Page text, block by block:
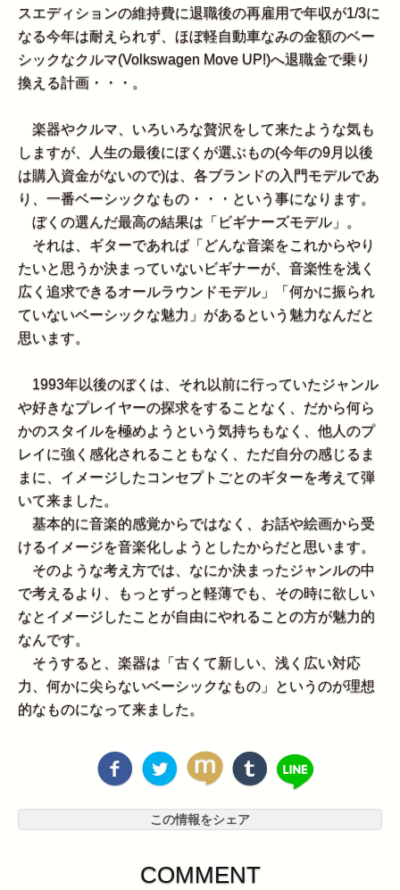
スエディションの維持費に退職後の再雇用で年収が1/3に
なる今年は耐えられず、ほぼ軽自動車なみの金額のベー
シックなクルマ(Volkswagen Move UP!)へ退職金で乗り
換える計画・・・。
楽器やクルマ、いろいろな贅沢をして来たような気も
しますが、人生の最後にぼくが選ぶもの(今年の9月以後
は購入資金がないので)は、各ブランドの入門モデルであ
り、一番ベーシックなもの・・・という事になります。
ぼくの選んだ最高の結果は「ビギナーズモデル」。
それは、ギターであれば「どんな音楽をこれからやり
たいと思うか決まっていないビギナーが、音楽性を浅く
広く追求できるオールラウンドモデル」「何かに振られ
ていないベーシックな魅力」があるという魅力なんだと
思います。
1993年以後のぼくは、それ以前に行っていたジャンル
や好きなプレイヤーの探求をすることなく、だから何ら
かのスタイルを極めようという気持ちもなく、他人のプ
レイに強く感化されることもなく、ただ自分の感じるま
まに、イメージしたコンセプトごとのギターを考えて弾
いて来ました。
基本的に音楽的感覚からではなく、お話や絵画から受
けるイメージを音楽化しようとしたからだと思います。
そのような考え方では、なにか決まったジャンルの中
で考えるより、もっとずっと軽薄でも、その時に欲しい
なとイメージしたことが自由にやれることの方が魅力的
なんです。
そうすると、楽器は「古くて新しい、浅く広い対応
力、何かに尖らないベーシックなもの」というのが理想
的なものになって来ました。
この情報をシェア
COMMENT